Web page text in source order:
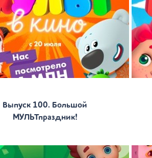
Выпуск 100. Большой
МУЛЬТпраздник!